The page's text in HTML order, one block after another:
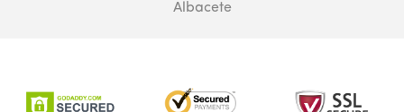
Albacete